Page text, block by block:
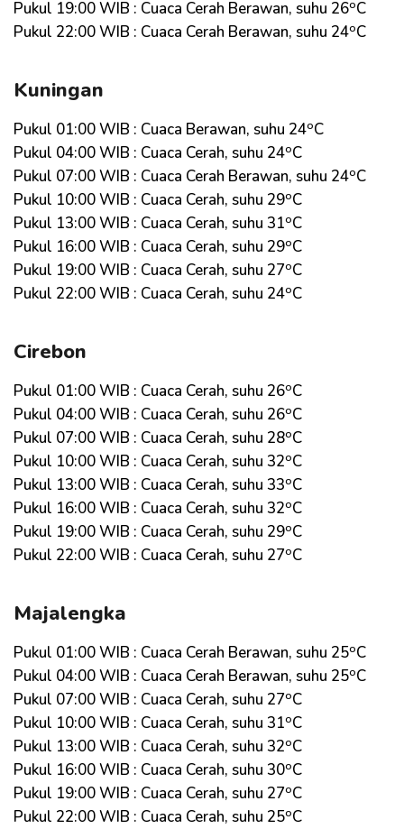
Pukul 19:00 WIB : Cuaca Cerah Berawan, suhu 26oC
Pukul 22:00 WIB : Cuaca Cerah Berawan, suhu 24oC
Kuningan
Pukul 01:00 WIB : Cuaca Berawan, suhu 24oC
Pukul 04:00 WIB : Cuaca Cerah, suhu 24oC
Pukul 07:00 WIB : Cuaca Cerah Berawan, suhu 24oC
Pukul 10:00 WIB : Cuaca Cerah, suhu 29oC
Pukul 13:00 WIB : Cuaca Cerah, suhu 31oC
Pukul 16:00 WIB : Cuaca Cerah, suhu 29oC
Pukul 19:00 WIB : Cuaca Cerah, suhu 27oC
Pukul 22:00 WIB : Cuaca Cerah, suhu 24oC
Cirebon
Pukul 01:00 WIB : Cuaca Cerah, suhu 26oC
Pukul 04:00 WIB : Cuaca Cerah, suhu 26oC
Pukul 07:00 WIB : Cuaca Cerah, suhu 28oC
Pukul 10:00 WIB : Cuaca Cerah, suhu 32oC
Pukul 13:00 WIB : Cuaca Cerah, suhu 33oC
Pukul 16:00 WIB : Cuaca Cerah, suhu 32oC
Pukul 19:00 WIB : Cuaca Cerah, suhu 29oC
Pukul 22:00 WIB : Cuaca Cerah, suhu 27oC
Majalengka
Pukul 01:00 WIB : Cuaca Cerah Berawan, suhu 25oC
Pukul 04:00 WIB : Cuaca Cerah Berawan, suhu 25oC
Pukul 07:00 WIB : Cuaca Cerah, suhu 27oC
Pukul 10:00 WIB : Cuaca Cerah, suhu 31oC
Pukul 13:00 WIB : Cuaca Cerah, suhu 32oC
Pukul 16:00 WIB : Cuaca Cerah, suhu 30oC
Pukul 19:00 WIB : Cuaca Cerah, suhu 27oC
Pukul 22:00 WIB : Cuaca Cerah, suhu 25oC